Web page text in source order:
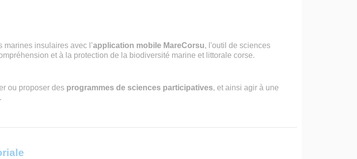
marines insulaires avec l’application mobile MareCorsu, l'outil de sciences
et à la protection de la biodiversité marine et littorale corse.
ou proposer des programmes de sciences participatives, et ainsi agir à une